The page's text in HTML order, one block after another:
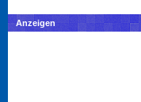
Anzeigen